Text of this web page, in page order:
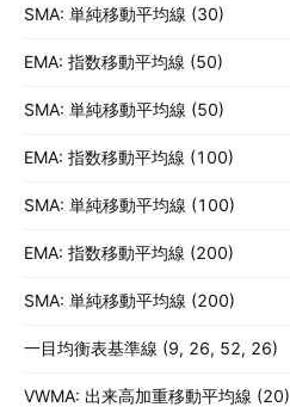
SMA: 単純移動平均線 (30)
EMA: 指数移動平均線 (50)
SMA: 単純移動平均線 (50)
EMA: 指数移動平均線 (100)
SMA: 単純移動平均線 (100)
EMA: 指数移動平均線 (200)
SMA: 単純移動平均線 (200)
一目均衡表基準線 (9, 26, 52, 26)
VWMA: 出来高加重移動平均線 (20)